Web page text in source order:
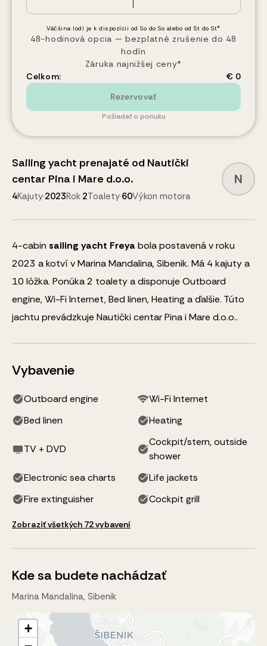
Väčšina lodí je k dispozícii od So do So alebo od St do St*
48-hodinová opcia — bezplatné zrušenie do 48
hodín
Záruka najnižšej ceny*
Celkom:
€ 0
Rezervovať
Požiadať o ponuku
Sailing yacht prenajaté od Nautički
centar Pina i Mare d.o.o.
4Kajuty·2023Rok·2Toalety·60Výkon motora
N
4-cabin sailing yacht Freya bola postavená v roku
2023 a kotví v Marina Mandalina, Sibenik. Má 4 kajuty a
10 lôžka. Ponúka 2 toalety a disponuje Outboard
engine, Wi-Fi Internet, Bed linen, Heating a ďalšie. Túto
jachtu prevádzkuje Nautički centar Pina i Mare d.o.o..
Vybavenie
Outboard engine
Wi-Fi Internet
Bed linen
Heating
TV + DVD
Cockpit/stern, outside
shower
Electronic sea charts
Life jackets
Fire extinguisher
Cockpit grill
Zobraziť všetkých 72 vybavení
Kde sa budete nachádzať
Marina Mandalina, Sibenik
+